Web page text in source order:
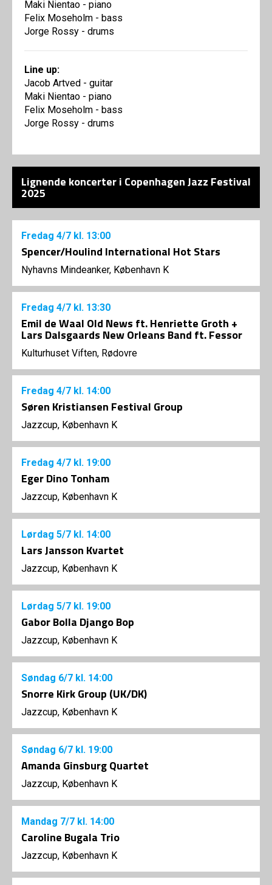
Maki Nientao - piano
Felix Moseholm - bass
Jorge Rossy - drums
Line up:
Jacob Artved - guitar
Maki Nientao - piano
Felix Moseholm - bass
Jorge Rossy - drums
Lignende koncerter i Copenhagen Jazz Festival
2025
Fredag 4/7 kl. 13:00
Spencer/Houlind International Hot Stars
Nyhavns Mindeanker, København K
Fredag 4/7 kl. 13:30
Emil de Waal Old News ft. Henriette Groth +
Lars Dalsgaards New Orleans Band ft. Fessor
Kulturhuset Viften, Rødovre
Fredag 4/7 kl. 14:00
Søren Kristiansen Festival Group
Jazzcup, København K
Fredag 4/7 kl. 19:00
Eger Dino Tonham
Jazzcup, København K
Lørdag 5/7 kl. 14:00
Lars Jansson Kvartet
Jazzcup, København K
Lørdag 5/7 kl. 19:00
Gabor Bolla Django Bop
Jazzcup, København K
Søndag 6/7 kl. 14:00
Snorre Kirk Group (UK/DK)
Jazzcup, København K
Søndag 6/7 kl. 19:00
Amanda Ginsburg Quartet
Jazzcup, København K
Mandag 7/7 kl. 14:00
Caroline Bugala Trio
Jazzcup, København K